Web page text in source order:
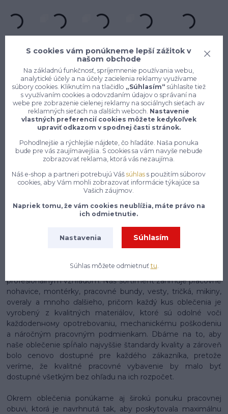
Konečne e-shop, kde nemusíte
vyberať medzi kvalitou a cenou,
pracovné aj voľnočasové oblečenie
pre mužov a ženy na jednom mieste,
7 z 10 zákazníkov si objedná znovu do 30 dní —
zistite, čo je na našich pracovných odevoch a
obuvi tak návykového
Na našom e-shope enytex.sk sa môžeš tešiť na skutočne
rozsiahly a starostlivo zostavený sortiment pracovného
oblečenia, ktorý pokrýva potreby pracovníkov naprieč
najrôznejšími odvetviami a profesiami. Či už pracuješ v
stavebníctve, priemysle, zdravotníctve, gastronómii,
logistike alebo v akomkoľvek inom obore, nájdeš u nás
vykonávať nielen pohodlne, ale aj bezpečne a s
profesionálnym vzhľadom. Náš sortiment zahrnuje pracovné
nohavice, montérky, pracovné bundy, vesty, tričká, mikiny,
overaly a mnoho ďalšieho, pričom každý kus oblečenia je
vyrobený z kvalitných materiálov, ktoré sú odolné voči
každodenному opotrebovaniu, mechanickému poškodeniu
a náročným pracovným podmienkam. Dbáme na to, aby
naše oblečenie spĺňalo najvyššie štandardy kvality a zároveň
bolo cenovo dostupné pre každého zákazníka, pretože
veríme, že kvalitné pracovné vybavenie by malo byť
dostupné všetkým bez ohľadu na ich rozpočet.
Okrem oblečenia ponúkame aj širokú ponuku pracovnej
obuvi, ktorá je navrhnutá tak, aby poskytovala maximálnu
S cookies vám ponúkneme lepší zážitok v
našom obchode
Na základnú funkčnosť, spríjemnenie používania webu,
analytické účely a na účely zacielenia reklamy využívame
súbory cookies. Kliknutím na tlačidlo „Súhlasím“ súhlasíte tiež
s využívaním cookies a odovzdaním údajov o správaní na
webe pre zobrazenie cielenej reklamy na sociálnych sieťach av
reklamných sieťach na ďalších weboch. Nastavenie
vlastných preferencií cookies môžete kedykoľvek
upraviť odkazom v spodnej časti stránok.
Pohodlnejšie a rýchlejšie nájdete, čo hľadáte. Naša ponuka
bude pre vás zaujímavejšia. S cookies sa vám navyše nebude
zobrazovať reklama, ktorá vás nezaujíma.
Náš e-shop a partneri potrebujú Vášsúhlas s použitím súborov
cookies, aby Vám mohli zobrazovať informácie týkajúce sa
Vašich záujmov.
Napriek tomu, že vám cookies neublížia, máte právo na
ich odmietnutie.
Nastavenia Súhlasím
Súhlas môžete odmietnuť tu